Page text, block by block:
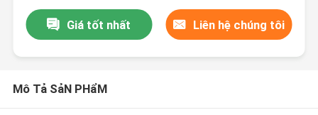
Giá tốt nhất Liên hệ chúng tôi
Mô Tả SảN PHẩM